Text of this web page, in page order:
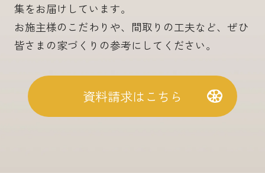
集をお届けしています。
お施主様のこだわりや、間取りの工夫など、ぜひ
皆さまの家づくりの参考にしてください。
資料請求はこちら